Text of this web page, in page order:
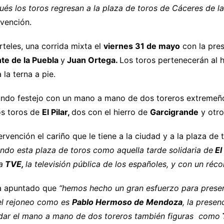
los toros regresan a la plaza de toros de Cáceres de
una corrida mixta el viernes 31 de mayo con la
de la Puebla y Juan Ortega. Los toros pertenecerán al
terna a pie.
festejo con un mano a mano de dos toreros
toros de El Pilar, dos con el hierro de Garcigrande y
el cariño que le tiene a la ciudad y a la plaza de
esta plaza de toros como aquella tarde solidaria de
TVE, la televisión pública de los españoles, y con un
apuntado que “hemos hecho un gran esfuerzo para
rejoneo como es Pablo Hermoso de Mendoza, la
el mano a mano de dos toreros también figuras como